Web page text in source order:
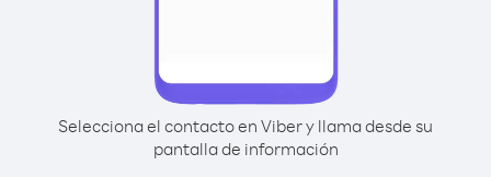
Selecciona el contacto en Viber y llama desde su
pantalla de información